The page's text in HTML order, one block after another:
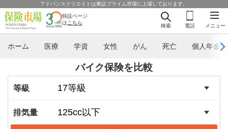
アドバンスクリエイトは東証プライム市場に上場しております。
メニュー
検索 電話
特設ページ
は こちら
ホーム 医療 学資 女性 がん 死亡 個人年金
バイク保険を比較
等級
排気量